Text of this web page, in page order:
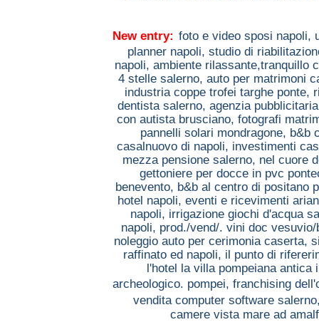
New entry: foto e video sposi napoli,
planner napoli, studio di
napoli, ambiente rilassante,tranquillo
4 stelle salerno, auto per matrimoni
industria coppe trofei targhe ponte,
dentista salerno, agenzia
con autista brusciano, fotografi
pannelli solari mondragone, b&b
casalnuovo di napoli, investimenti
mezza pensione salerno, nel cuore
gettoniere per docce in pvc
benevento, b&b al centro di positano
hotel napoli, eventi e ricevimenti
napoli, irrigazione giochi d'acqua
napoli, prod./vend/. vini doc
noleggio auto per cerimonia caserta,
raffinato ed napoli, il punto di
l'hotel la villa pompeiana
archeologico. pompei, franchising
vendita computer software
camere vista mare ad